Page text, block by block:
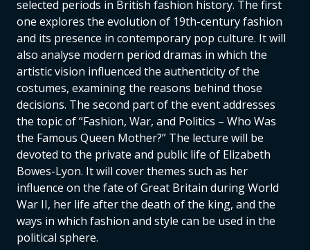
selected periods in British fashion history. The first
one explores the evolution of 19th-century fashion
and its presence in contemporary pop culture. It will
also analyse modern period dramas in which the
artistic vision influenced the authenticity of the
costumes, examining the reasons behind those
decisions. The second part of the event addresses
the topic of “Fashion, War, and Politics – Who Was
the Famous Queen Mother?” The lecture will be
devoted to the private and public life of Elizabeth
Bowes-Lyon. It will cover themes such as her
influence on the fate of Great Britain during World
War II, her life after the death of the king, and the
ways in which fashion and style can be used in the
political sphere.